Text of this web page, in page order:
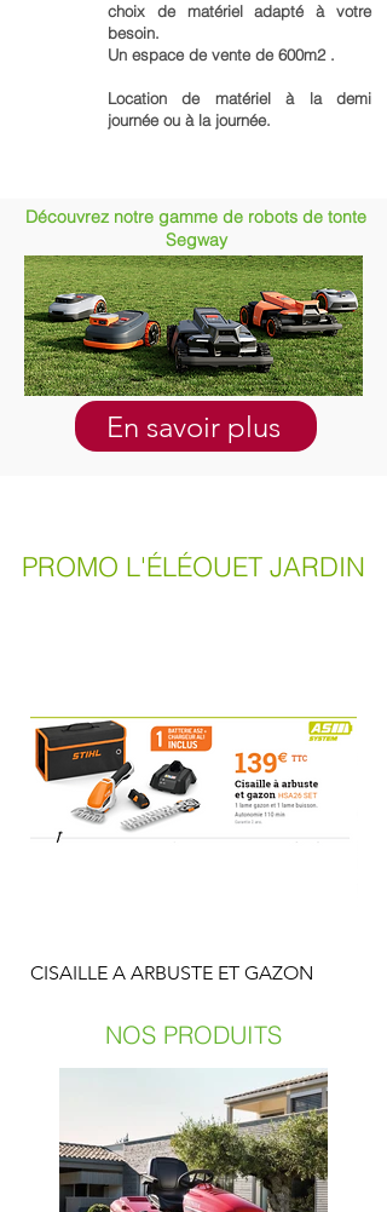
choix de matériel adapté à votre
besoin.
Un espace de vente de 600m2 .
Location de matériel à la demi
journée ou à la journée.
Découvrez notre gamme de robots de tonte
Segway
En savoir plus
PROMO L'ÉLÉOUET JARDIN
CISAILLE A ARBUSTE ET GAZON
NOS PRODUITS